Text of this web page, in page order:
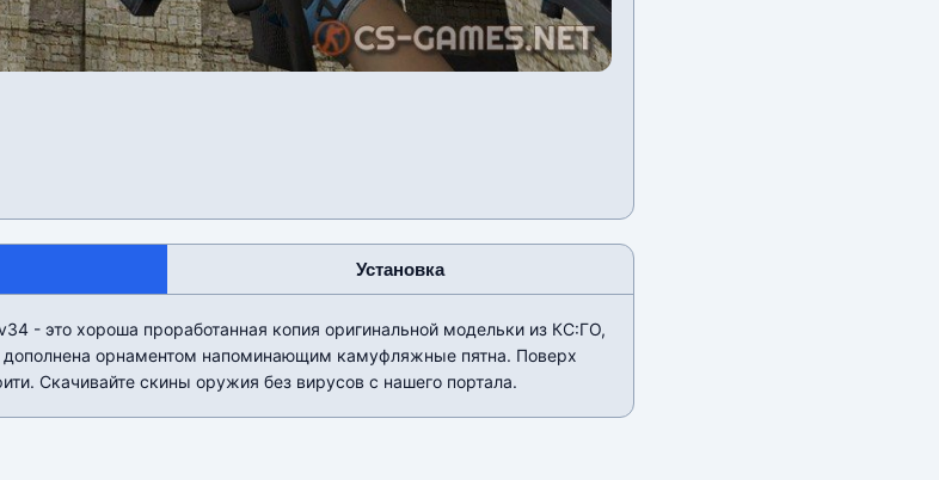
Установка
- это хороша проработанная копия оригинальной модельки из КС:ГО,
дополнена орнаментом напоминающим камуфляжные пятна. Поверх
Скачивайте скины оружия без вирусов с нашего портала.